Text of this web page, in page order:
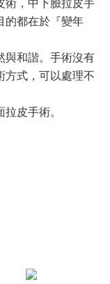
術，中下臉拉皮手
的都在於『變年
與和諧。手術沒有
方式，可以處理不
皮手術。